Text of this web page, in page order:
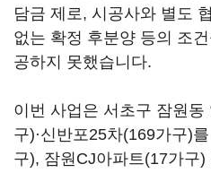
담금 제로, 시공사와 별도
없는 확정 후분양 등의 조
공하지 못했습니다.
이번 사업은 서초구 잠원
구)·신반포25차(169가구)
구), 잠원CJ아파트(17가구